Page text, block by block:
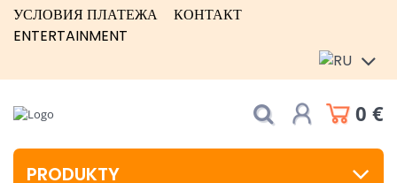
УСЛОВИЯ ПЛАТЕЖА
КОНТАКТ
ENTERTAINMENT
0 €
PRODUKTY